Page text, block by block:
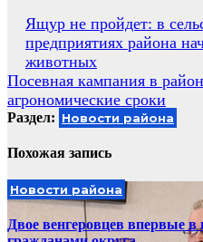
Навигация
по
записям
Ящур не пройдет: в
предприятиях района
животных
Посевная кампания в
агрономические сроки
Раздел: Новости района
Похожая запись
Новости района
Двое венгеровцев впервые